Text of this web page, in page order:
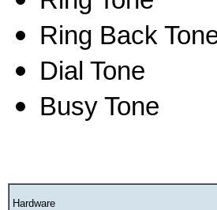
Ring Back
Dial Tone
Busy Tone
Hardware